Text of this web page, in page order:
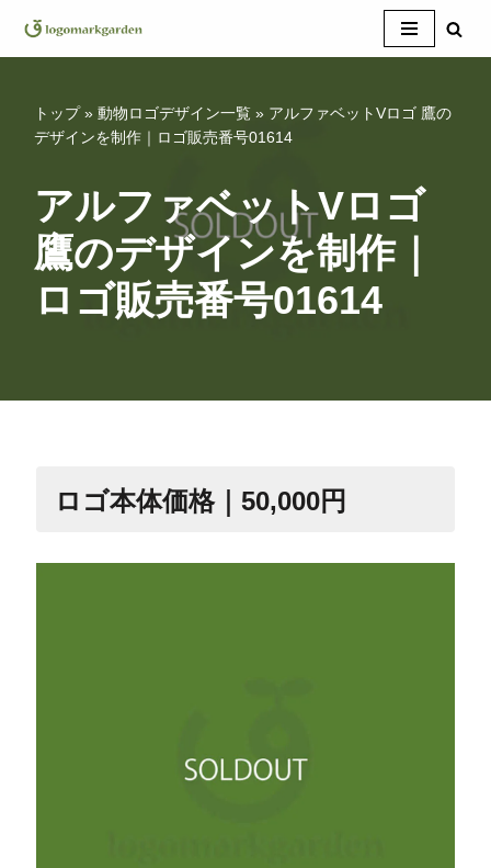
コ
トップ» 動物ロゴデザイン一覧 » アルファベットVロゴ 鷹の
デザインを制作｜ロゴ販売番号01614
アルファベットVロゴ
鷹のデザインを制作｜
ロゴ販売番号01614
ロゴ本体価格｜50,000円